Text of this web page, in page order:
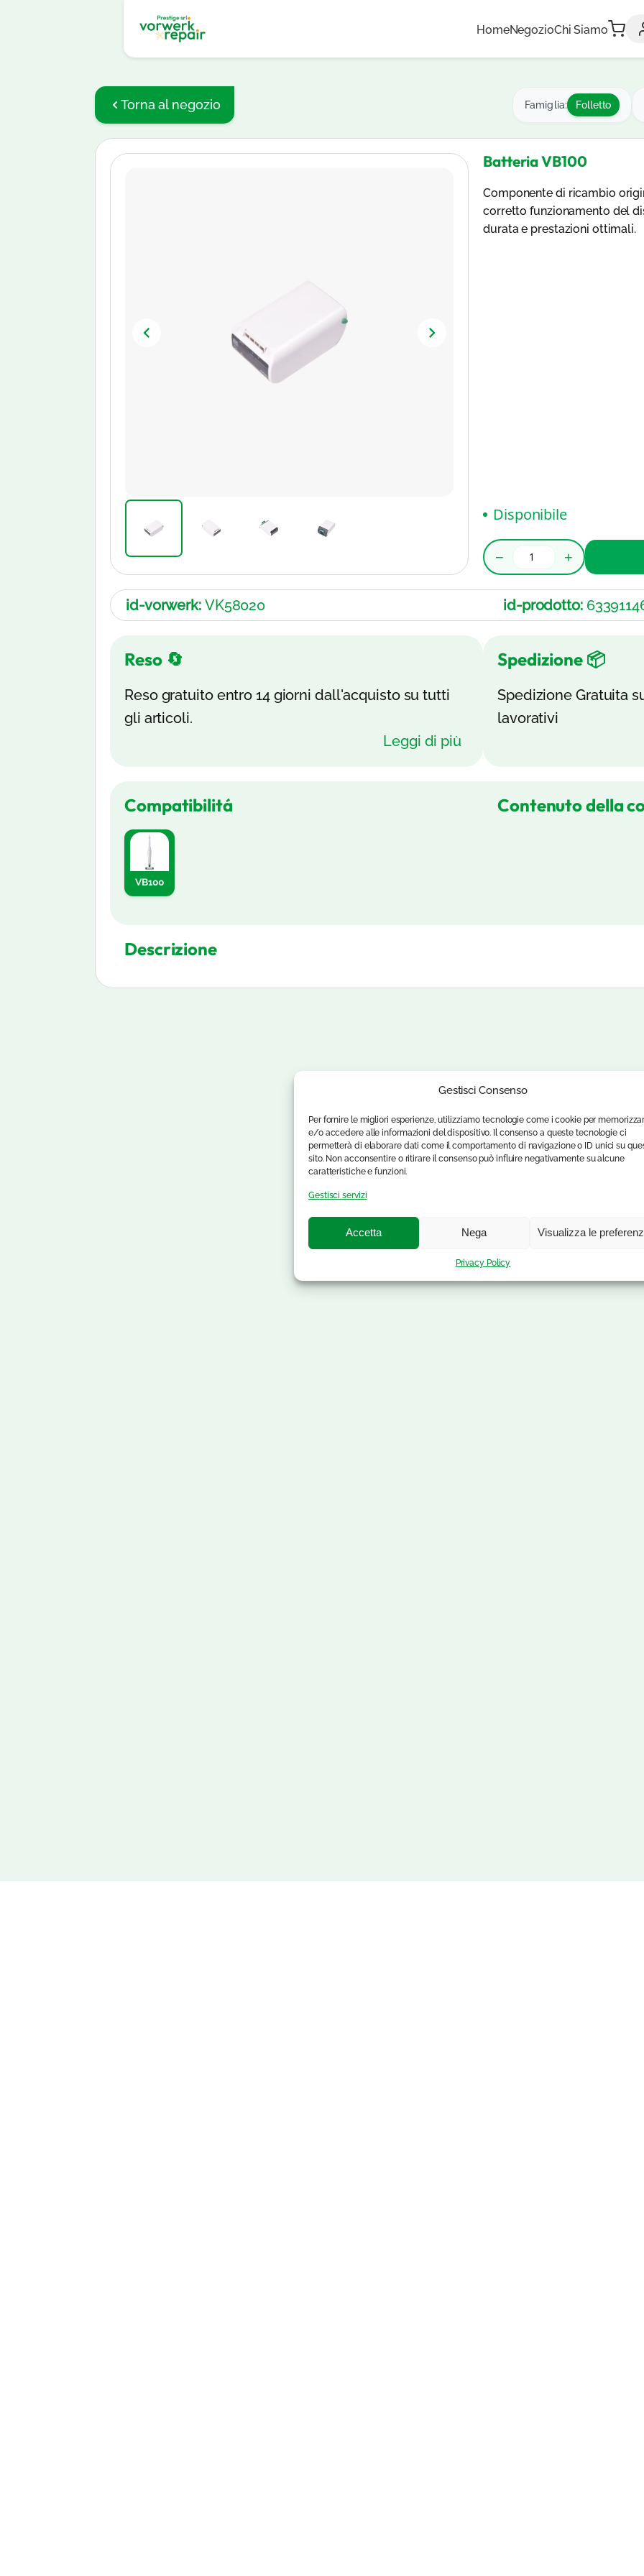
Gestisci Consenso
Per fornire le migliori esperienze, utilizziamo tecnologie come i cookie per
e/o accedere alle informazioni del dispositivo. Il consenso a queste tecnologie ci
permetterà di elaborare dati come il comportamento di navigazione o ID unici su
sito. Non acconsentire o ritirare il consenso può influire negativamente su alcune
caratteristiche e funzioni.
Gestisci servizi
Accetta Nega Visualizza le
Privacy Policy
HomeNegozioChi Siamo
Torna al negozio Famiglia: Folletto
Batteria VB100
Componente di ricambio
corretto funzionamento del
durata e prestazioni ottimali.
Disponibile
− +
id-vorwerk: VK58020 id-prodotto:
Reso 🔄
Reso gratuito entro 14 giorni dall'acquisto su tutti
gli articoli.
Leggi di più
Spedizione 📦
Spedizione Gratuita
lavorativi
Compatibilitá
VB100
Contenuto della
Descrizione